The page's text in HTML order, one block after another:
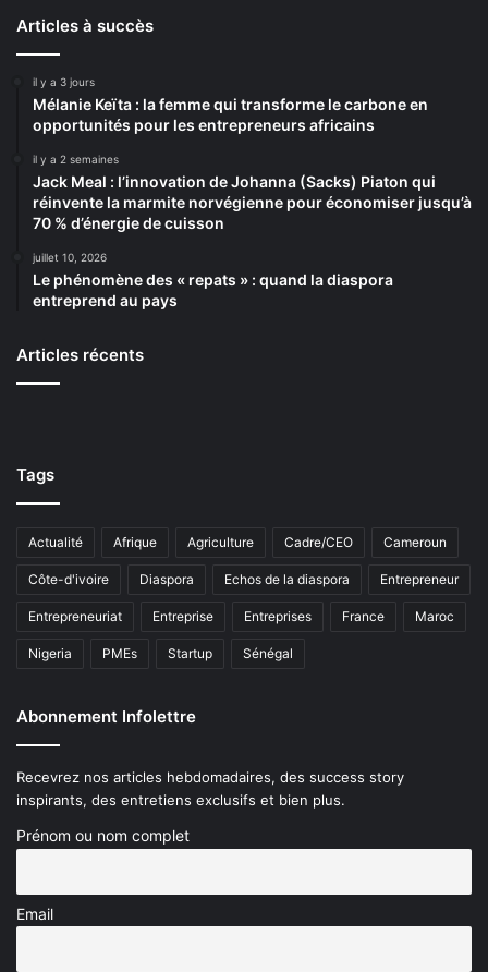
Articles à succès
il y a 3 jours
Mélanie Keïta : la femme qui transforme le carbone en
opportunités pour les entrepreneurs africains
il y a 2 semaines
Jack Meal : l’innovation de Johanna (Sacks) Piaton qui
réinvente la marmite norvégienne pour économiser jusqu’à
70 % d’énergie de cuisson
juillet 10, 2026
Le phénomène des « repats » : quand la diaspora
entreprend au pays
Articles récents
Tags
Actualité Afrique Agriculture Cadre/CEO Cameroun
Côte-d'ivoire Diaspora Echos de la diaspora Entrepreneur
Entrepreneuriat Entreprise Entreprises France Maroc
Nigeria PMEs Startup Sénégal
Abonnement Infolettre
Recevrez nos articles hebdomadaires, des success story
inspirants, des entretiens exclusifs et bien plus.
Prénom ou nom complet
Email